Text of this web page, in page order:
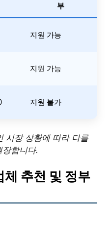
부
지원 가능
지원 가능
지원 불가
시장 상황에 따라 다를
합니다.
체 추천 및 정부